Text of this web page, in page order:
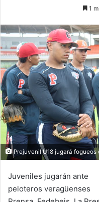
1
Prejuvenil U18 jugará fogueos
Juveniles jugarán ante
peloteros veragüenses